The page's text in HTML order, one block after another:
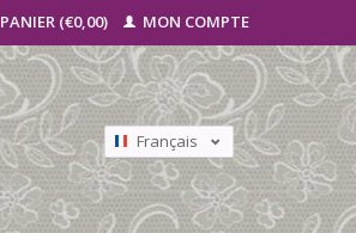
PANIER (€0,00) MON COMPTE
Français
Nederlands
Deutsch